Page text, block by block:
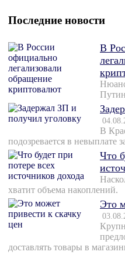
Последние новости
В
В
подозревается в невыплате
Что
хватит объема накоплений.
Это
доставлять товары в